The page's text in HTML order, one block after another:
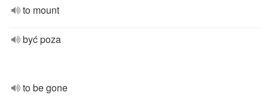
to mount
być poza
to be gone